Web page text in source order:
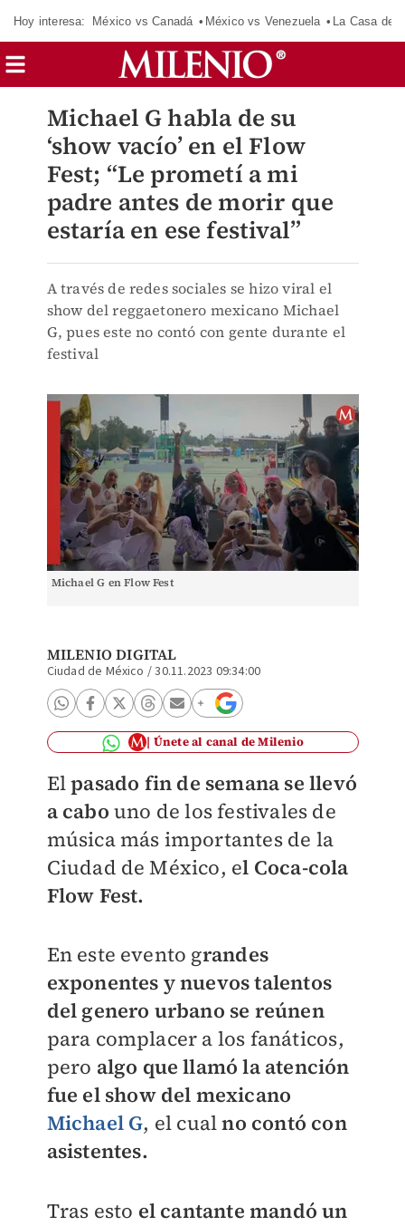
Hoy interesa: México vs Canadá México vs Venezuela La Casa de
Michael G habla de su
‘show vacío’ en el Flow
Fest; “Le prometí a mi
padre antes de morir que
estaría en ese festival”
A través de redes sociales se hizo viral el
show del reggaetonero mexicano Michael
G, pues este no contó con gente durante el
festival
Michael G en Flow Fest
MILENIO DIGITAL
Ciudad de México /30.11.2023 09:34:00
Únete al canal de Milenio
Elpasado fin de semana se llevó
a cabo uno de los festivales de
música más importantes de la
Ciudad de México, el Coca-cola
Flow Fest.
En este evento grandes
exponentes y nuevos talentos
del genero urbano se reúnen
para complacer a los fanáticos,
pero algo que llamó la atención
fue el show del mexicano
Michael G, el cualno contó con
asistentes.
Tras esto el cantante mandó un